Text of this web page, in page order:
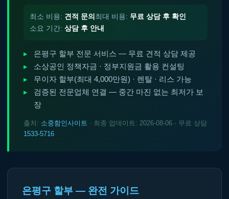
최소 비용: 견적 문의 최대 비용: 무료 상담 후 확인
소요 기간: 상담 후 안내
은평구 할부 전문 서비스 — 무료 견적 상담 제공
소상공인 정책자금 · 정부지원금 활용 컨설팅
무이자 할부(최대 4,000만원) · 렌탈 · 리스 가능
검증된 전문업체 연결 — 중간 마진 없는 최저가 보
장
출처: 소중함인사이트 · 최종 업데이트: 2026-08-06 · 무료 상담
1533-5716
은평구 할부 — 완전 가이드